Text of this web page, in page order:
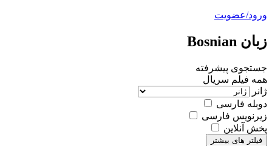
ورود/عضویت
زبان Bosnian
جستجوی پیشرفته
همه فیلم سریال
ژانر
دوبله فارسی
زیرنویس فارسی
پخش آنلاین
فیلتر های بیشتر